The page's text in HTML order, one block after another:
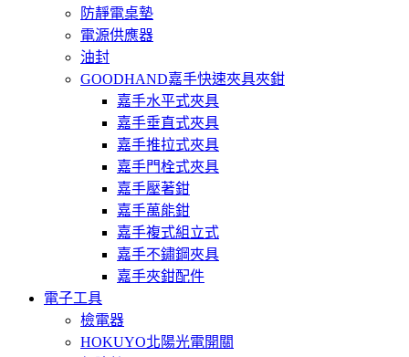
防靜電桌墊
電源供應器
油封
GOODHAND嘉手快速夾具夾鉗
嘉手水平式夾具
嘉手垂直式夾具
嘉手推拉式夾具
嘉手門栓式夾具
嘉手壓著鉗
嘉手萬能鉗
嘉手複式組立式
嘉手不鏽鋼夾具
嘉手夾鉗配件
電子工具
檢電器
HOKUYO北陽光電開關